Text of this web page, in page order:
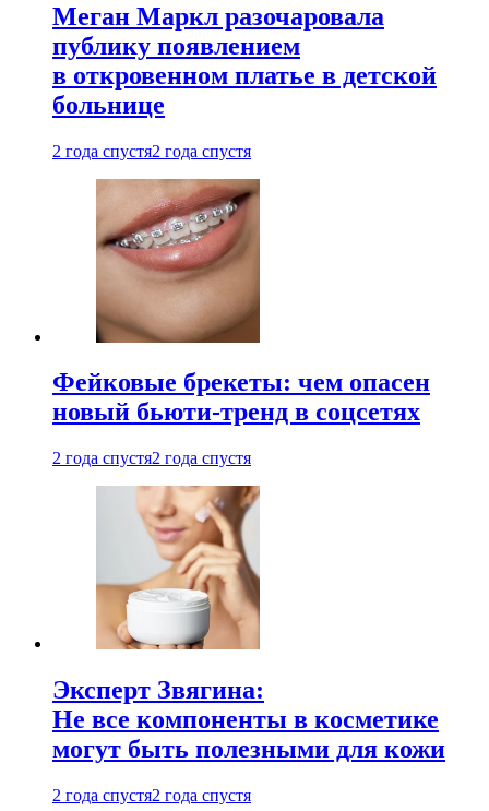
Меган Маркл разочаровала
публику появлением
в откровенном платье в детской
больнице
2 года спустя2 года спустя
Фейковые брекеты: чем опасен
новый бьюти-тренд в соцсетях
2 года спустя2 года спустя
Эксперт Звягина:
Не все компоненты в косметике
могут быть полезными для кожи
2 года спустя2 года спустя